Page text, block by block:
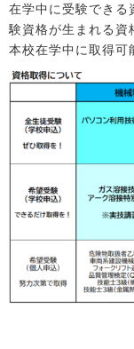
在学中に受験できる
験資格が生まれる資
本校在学中に取得可